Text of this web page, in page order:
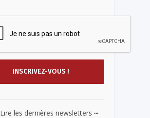
Lire les dernières newsletters ...